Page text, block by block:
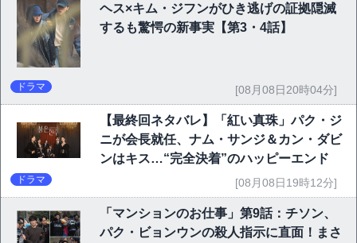
ヘス×キム・ジフンがひき逃げの証拠隠滅
するも驚愕の新事実【第3・4話】
ドラマ [08月08日20時04分]
【最終回ネタバレ】「紅い真珠」パク・ジ
ニが会長就任、ナム・サンジ＆カン・ダビ
ンはキス…“完全決着”のハッピーエンド
ドラマ [08月08日19時12分]
「マンションのお仕事」第9話：チソン、
パク・ビョンウンの殺人指示に直面！まさ